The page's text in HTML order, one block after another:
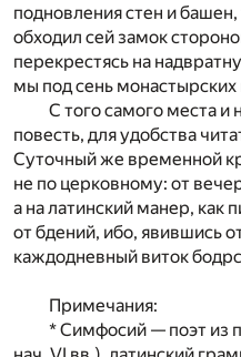
подновления стен и
обходил сей замок
перекрестясь на
мы под сень монастырских
С того самого места
повесть, для удобства
Суточный же временной
не по церковному: от
а на латинский манер, как
от бдений, ибо, явившись
каждодневный виток
Примечания:
* Симфосий — поэт из